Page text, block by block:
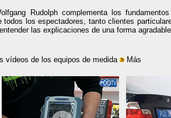
Rudolph complementa los
todos los espectadores, tanto clientes
las explicaciones de una forma
vídeos de los equipos de medida
Más